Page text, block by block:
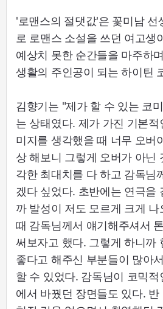
'로맨스의 절댓값'은 꽃미남 선
로 로맨스 소설을 쓰던 여고생
예상치 못한 순간들을 마주하
생활의 주인공이 되는 하이틴
김향기는 "제가 할 수 있는 코
는 상태였다. 제가 가진 기본
미지를 생각했을 때 너무 오버
상 해보니 그렇게 오버가 아닌
각한 최대치를 다 하고 감독님
겠다 싶었다. 초반에는 연극을
까 발성이 저도 모르게 크게 나
때 감독님께서 얘기해주셔서
써보자고 했다. 그렇게 하니까
좋다고 해주신 부분들이 많아
할 수 있었다. 감독님이 코믹
에서 바꿨던 장면들도 있다.